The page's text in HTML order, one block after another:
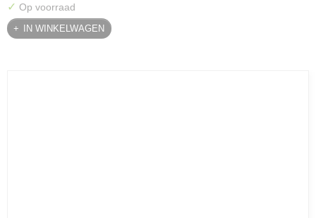
✓ Op voorraad
IN WINKELWAGEN